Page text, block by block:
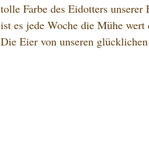
tolle Farbe des Eidotters
ist es jede Woche die Mühe wert
Die Eier von unseren